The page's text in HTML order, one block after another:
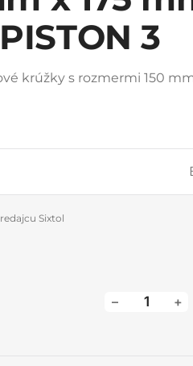
3
krúžky s rozmermi 150
Sixtol
+
–